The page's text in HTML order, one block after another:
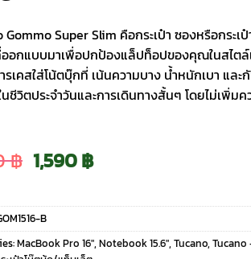
Gommo Super Slim คือกระเป๋า ซองหรือกระ
อกแบบมาเพื่อปกป้องแล็ปท็อปของคุณในสไตล์
เคสใส่โน้ตบุ๊กที่ เน้นความบาง น้ำหนักเบา และ
ชีวิตประจำวันและการเดินทางสั้นๆ โดยไม่เพิ่
฿ Original
price
was:
1,590฿Current
price
is:
B
MacBook Pro 16″, Notebook 15.6", Tucano,